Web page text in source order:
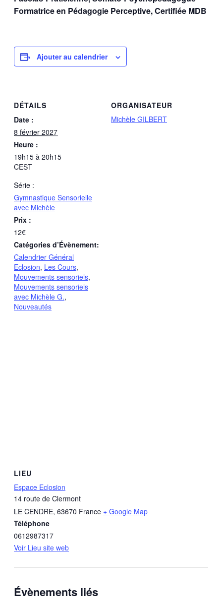
Formatrice en Pédagogie Perceptive, Certifiée MDB
Ajouter au calendrier
DÉTAILS
Date :
8 février 2027
Heure :
19h15 à 20h15
CEST
Série :
Gymnastique Sensorielle
avec Michèle
Prix :
12€
Catégories d’Évènement:
Calendrier Général
Eclosion, Les Cours,
Mouvements sensoriels,
Mouvements sensoriels
avec Michèle G.,
Nouveautés
ORGANISATEUR
Michèle GILBERT
LIEU
Espace Eclosion
14 route de Clermont
LE CENDRE, 63670 France + Google Map
Téléphone
0612987317
Voir Lieu site web
Évènements liés